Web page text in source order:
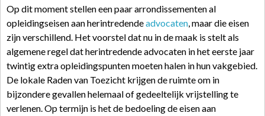
Op dit moment stellen een paar arrondissementen al
opleidingseisen aan herintredendeadvocaten, maar die eisen
zijn verschillend. Het voorstel dat nu in de maak is stelt als
algemene regel dat herintredende advocaten in het eerste jaar
twintig extra opleidingspunten moeten halen in hun vakgebied.
De lokale Raden van Toezicht krijgen de ruimte om in
bijzondere gevallen helemaal of gedeeltelijk vrijstelling te
verlenen. Op termijn is het de bedoeling de eisen aan